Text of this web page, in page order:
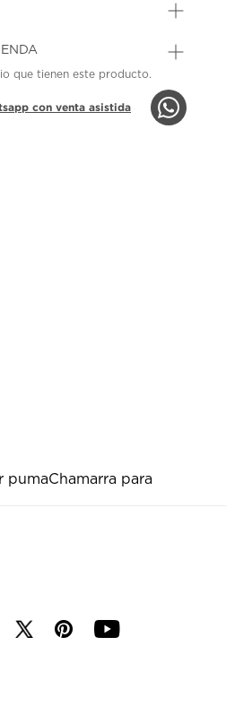
que tienen este producto.
con venta asistida
pumaChamarra para
p y